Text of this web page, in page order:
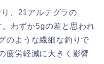
、21アルテグラの
わずか5gの差と思われ
のような繊細な釣りで
疲労軽減に大きく影響